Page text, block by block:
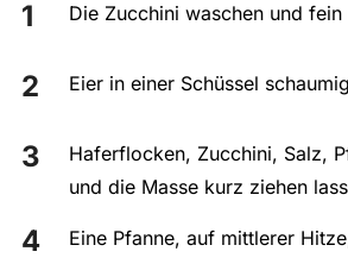
Die Zucchini waschen und fein
Eier in einer Schüssel
Haferflocken, Zucchini, Salz,
und die Masse kurz ziehen
Eine Pfanne, auf mittlerer